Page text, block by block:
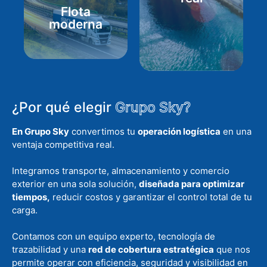
Flota
moderna
Flota
moderna
real
¿Por qué elegir Grupo Sky?
En Grupo Sky convertimos tu operación logística en una
ventaja competitiva real.
Integramos transporte, almacenamiento y comercio
exterior en una sola solución, diseñada para optimizar
tiempos, reducir costos y garantizar el control total de tu
carga.
Contamos con un equipo experto, tecnología de
trazabilidad y una red de cobertura estratégica que nos
permite operar con eficiencia, seguridad y visibilidad en